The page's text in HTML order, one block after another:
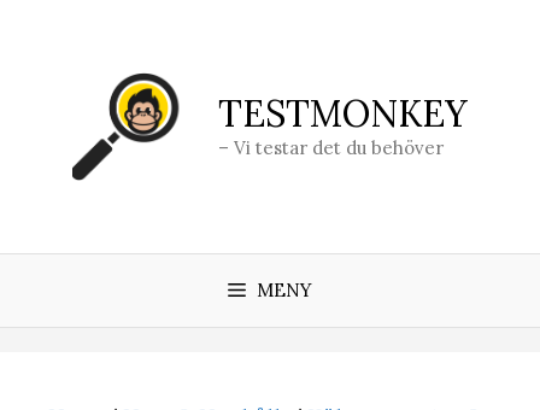
TESTMONKEY
– Vi testar det du behöver
MENY